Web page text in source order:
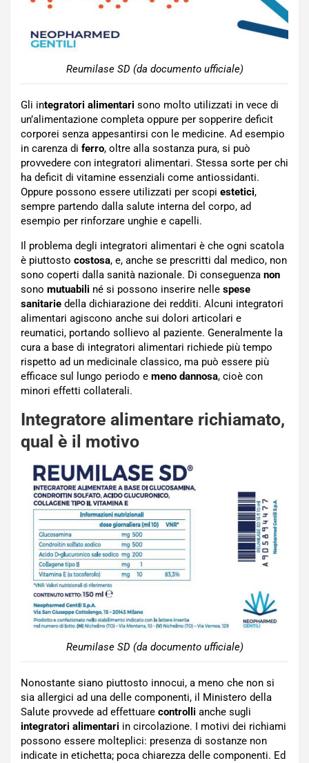
Reumilase SD (da documento ufficiale)
Gli integratori alimentari sono molto utilizzati in vece di
un’alimentazione completa oppure per sopperire deficit
corporei senza appesantirsi con le medicine. Ad esempio
in carenza di ferro, oltre alla sostanza pura, si può
provvedere con integratori alimentari. Stessa sorte per chi
ha deficit di vitamine essenziali come antiossidanti.
Oppure possono essere utilizzati per scopi estetici,
sempre partendo dalla salute interna del corpo, ad
esempio per rinforzare unghie e capelli.
Il problema degli integratori alimentari è che ogni scatola
è piuttosto costosa, e, anche se prescritti dal medico, non
sono coperti dalla sanità nazionale. Di conseguenza non
sono mutuabili né si possono inserire nelle spese
sanitarie della dichiarazione dei redditi. Alcuni integratori
alimentari agiscono anche sui dolori articolari e
reumatici, portando sollievo al paziente. Generalmente la
cura a base di integratori alimentari richiede più tempo
rispetto ad un medicinale classico, ma può essere più
efficace sul lungo periodo e meno dannosa, cioè con
minori effetti collaterali.
Integratore alimentare richiamato,
qual è il motivo
Reumilase SD (da documento ufficiale)
Nonostante siano piuttosto innocui, a meno che non si
sia allergici ad una delle componenti, il Ministero della
Salute provvede ad effettuare controlli anche sugli
integratori alimentari in circolazione. I motivi dei richiami
possono essere molteplici: presenza di sostanze non
indicate in etichetta; poca chiarezza delle componenti. Ed